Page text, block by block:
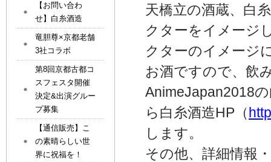
天橋立の酒蔵、白
クターをイメージ
クターのイメージ
お酒ですので、飲
AnimeJapan2018
ら白糸酒造HP（
します。
その他、詳細情報
【お問い合わ
せ】白糸酒造
竜胆尊×京都老舗
3社コラボ
第8回京都古都コ
スフェスタ開催
決定&出演グルー
プ募集
【通信販売】こ
の素晴らしい世
界に祝福を！